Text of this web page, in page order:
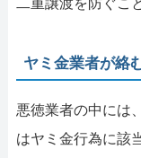
ヤミ金業者が絡
悪徳業者の中には
はヤミ金行為に該